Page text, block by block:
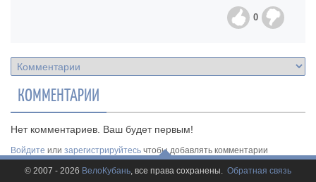
0
КОММЕНТАРИИ
Нет комментариев. Ваш будет первым!
Войдите или зарегистрируйтесь чтобы добавлять комментарии
© 2007 - 2026 ВелоКубань, все права сохранены. Обратная связь